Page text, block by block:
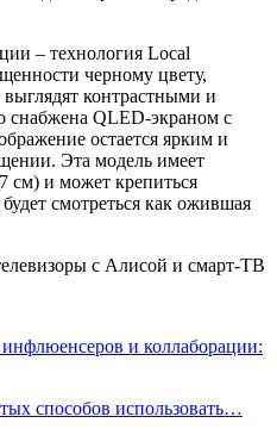
– технология Local
черному цвету,
контрастными и
QLED-экраном с
остается ярким и
Эта модель имеет
см) и может крепиться
смотреться как ожившая
и коллаборации:
способов использовать…